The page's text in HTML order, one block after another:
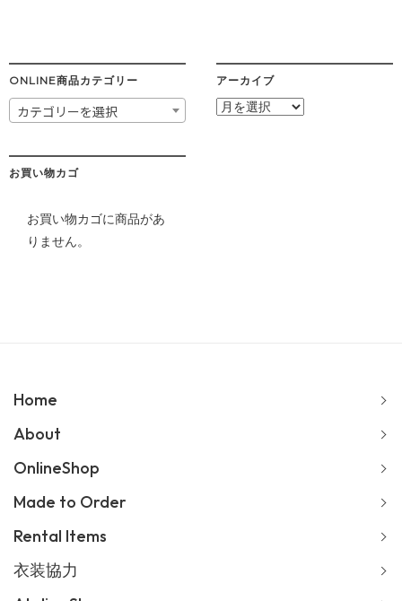
ONLINE商品カテゴリー
カテゴリーを選択
アーカイブ
ア
お買い物カゴ
お買い物カゴに商品があ
りません。
Home
About
OnlineShop
Made to Order
Rental Items
衣装協力